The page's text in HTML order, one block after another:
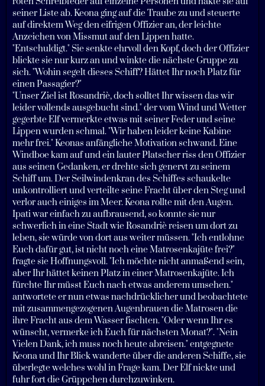
seiner Liste ab. Keona ging auf die Traube zu und steuerte
auf direktem Weg den eifrigen Offizier an, der leichte
Anzeichen von Missmut auf den Lippen hatte.
"Entschuldigt." Sie senkte ehrvoll den Kopf, doch der Offizier
blickte sie nur kurz an und winkte die nächste Gruppe zu
sich. "Wohin segelt dieses Schiff? Hättet Ihr noch Platz für
einen Passagier?"
"Unser Ziel ist Rosandriè, doch solltet Ihr wissen das wir
leider vollends ausgebucht sind." der vom Wind und Wetter
gegerbte Elf vermerkte etwas mit seiner Feder und seine
Lippen wurden schmal. "Wir haben leider keine Kabine
mehr frei." Keonas anfängliche Motivation schwand. Eine
Windboe kam auf und ein lauter Platscher riss den Offizier
aus seinen Gedanken, er drehte sich genervt zu seinem
Schiff um. Der Seilwindenkran des Schiffes schaukelte
unkontrolliert und verteilte seine Fracht über den Steg und
verlor auch einiges im Meer. Keona rollte mit den Augen.
Ipati war einfach zu aufbrausend, so konnte sie nur
schwerlich in eine Stadt wie Rosandriè reisen um dort zu
leben, sie würde von dort aus weiter müssen. "Ich entlohne
Euch dafür gut, ist nicht noch eine Matrosenkajüte frei?"
fragte sie Hoffnungsvoll. "Ich möchte nicht anmaßend sein,
aber Ihr hättet keinen Platz in einer Matrosenkajüte. Ich
fürchte Ihr müsst Euch nach etwas anderem umsehen."
antwortete er nun etwas nachdrücklicher und beobachtete
mit zusammengezogenen Augenbrauen die Matrosen die
ihre Fracht aus dem Wasser fischten. "Oder wenn Ihr es
wünscht, vermerke ich Euch für nächsten Monat?". "Nein
Vielen Dank, ich muss noch heute abreisen." entgegnete
Keona und Ihr Blick wanderte über die anderen Schiffe, sie
überlegte welches wohl in Frage kam. Der Elf nickte und
fuhr fort die Grüppchen durchzuwinken.